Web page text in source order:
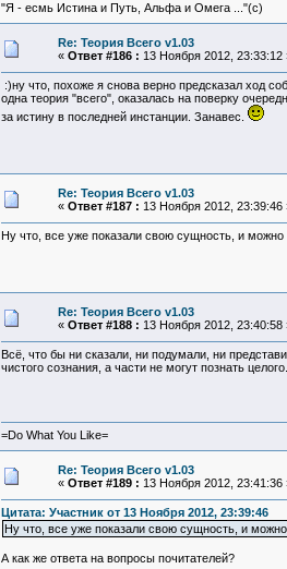
"Я - есмь Истина и Путь, Альфа и Омега ..."(с)
Re: Теория Всего v1.03
« Ответ #186 : 13 Ноября 2012, 23:33:12
:)ну что, похоже я снова верно предсказал ход
одна теория "всего", оказалась на поверку
за истину в последней инстанции. Занавес.
Re: Теория Всего v1.03
« Ответ #187 : 13 Ноября 2012, 23:39:46
Ну что, все уже показали свою сущность, и
Re: Теория Всего v1.03
« Ответ #188 : 13 Ноября 2012, 23:40:58
Всё, что бы ни сказали, ни подумали, ни
чистого сознания, а части не могут познать целого.
=Do What You Like=
Re: Теория Всего v1.03
« Ответ #189 : 13 Ноября 2012, 23:41:36
Цитата: Участник от 13 Ноября 2012, 23:39:46
Ну что, все уже показали свою сущность, и
А как же ответа на вопросы почитателей?